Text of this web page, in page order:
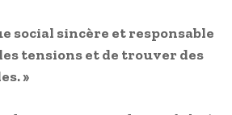
social sincère et responsable
tensions et de trouver des
»